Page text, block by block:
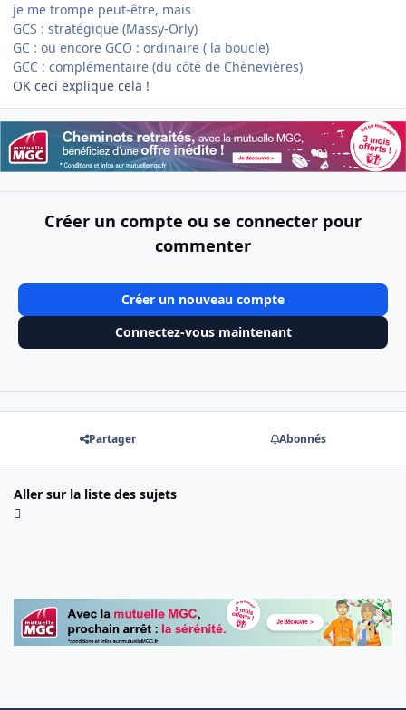
je me trompe peut-être, mais
GCS : stratégique (Massy-Orly)
GC : ou encore GCO : ordinaire ( la boucle)
GCC : complémentaire (du côté de Chènevières)
OK ceci explique cela !
Créer un compte ou se connecter pour
commenter
Créer un nouveau compte
Connectez-vous maintenant
Partager Abonnés
Aller sur la liste des sujets